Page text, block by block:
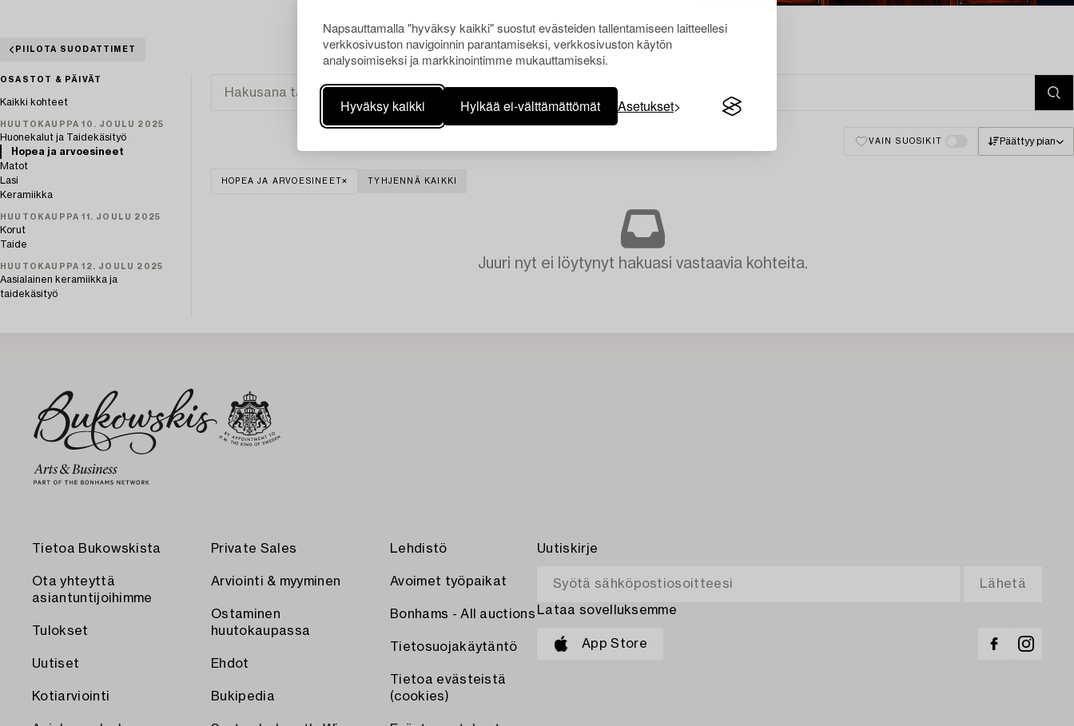
Napsauttamalla "hyväksy kaikki" suostut evästeiden tallentamiseen laitteellesi
verkkosivuston navigoinnin parantamiseksi, verkkosivuston käytön
analysoimiseksi ja markkinointimme mukauttamiseksi.
Hyväksy kaikki Hylkää ei-välttämättömät Asetukset
PIILOTA SUODATTIMET
OSASTOT & PÄIVÄT
Kaikki kohteet
HUUTOKAUPPA 10. JOULU 2025
Huonekalut ja Taidekäsityö
Hopea ja arvoesineet
Matot
Lasi
Keramiikka
HUUTOKAUPPA 11. JOULU 2025
Korut
Taide
HUUTOKAUPPA 12. JOULU 2025
Aasialainen keramiikka ja
taidekäsityö
VAIN SUOSIKIT Päättyy pian
HOPEA JA ARVOESINEET TYHJENNÄ KAIKKI
Juuri nyt ei löytynyt hakuasi vastaavia kohteita.
Tietoa Bukowskista
Ota yhteyttä
asiantuntijoihimme
Tulokset
Uutiset
Kotiarviointi
Private Sales
Arviointi & myyminen
Ostaminen
huutokaupassa
Ehdot
Bukipedia
Lehdistö
Avoimet työpaikat
Bonhams - All auctions
Tietosuojakäytäntö
Tietoa evästeistä
(cookies)
Uutiskirje
Lataa sovelluksemme
App Store